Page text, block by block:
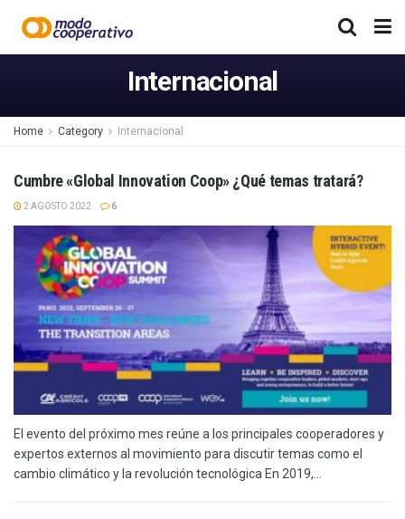
Internacional
Home Category Internacional
Cumbre «Global Innovation Coop» ¿Qué temas tratará?
2 AGOSTO 2022 6
El evento del próximo mes reúne a los principales cooperadores y
expertos externos al movimiento para discutir temas como el
cambio climático y la revolución tecnológica En 2019,...